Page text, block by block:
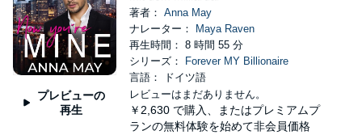
プレビューの
再生
著者： Anna May
ナレーター：
Maya Raven
再生時間： 8 時間 55 分
シリーズ：
Forever MY Billionaire
言語： ドイツ語
レビューはまだありません。
￥2,630 で購入、またはプレミアムプ
ランの無料体験を始めて非会員価格